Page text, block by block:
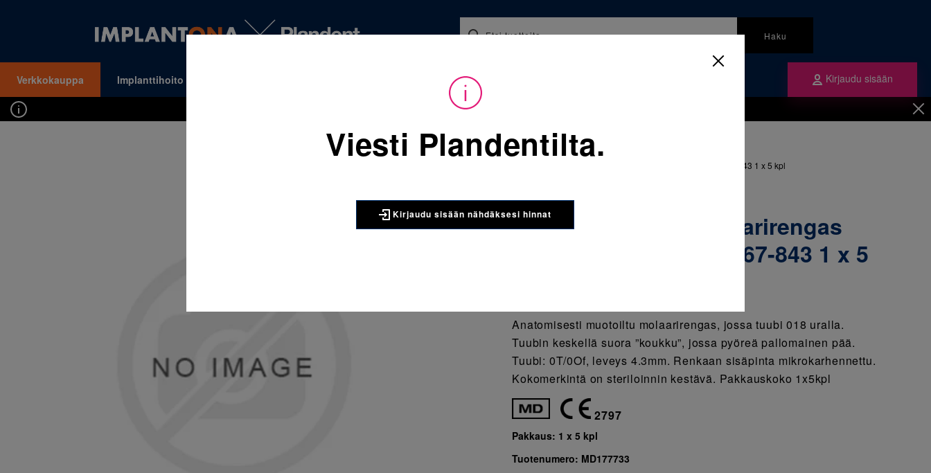
Haku
Verkkokauppa Implanttihoito Ajankohtaista Kirjaudu sisään
Kirjaudu sisään nähdäksesi hinnat. Tarvitsetko tunnukset verkkokauppaan? Tilaa ne
Sijainti:Tarvikkeet / Oikominen
067-843-952-166 Molaarirengas yläleuka vasen 33 & 067-843 1 x 5 kpl
3M UNITEK
067-843-952-166 Molaarirengas
yläleuka vasen 33 & 067-843 1 x 5
Anatomisesti muotoiltu molaarirengas, jossa tuubi 018 uralla.
Tuubin keskellä suora ”koukku”, jossa pyöreä pallomainen pää.
Tuubi: 0T/0Of, leveys 4.3mm. Renkaan sisäpinta mikrokarhennettu.
Kokomerkintä on steriloinnin kestävä. Pakkauskoko 1x5kpl
2797
Pakkaus: 1 x 5 kpl
Tuotenumero: MD177733
Viesti Plandentilta.
Kirjaudu sisään nähdäksesi hinnat